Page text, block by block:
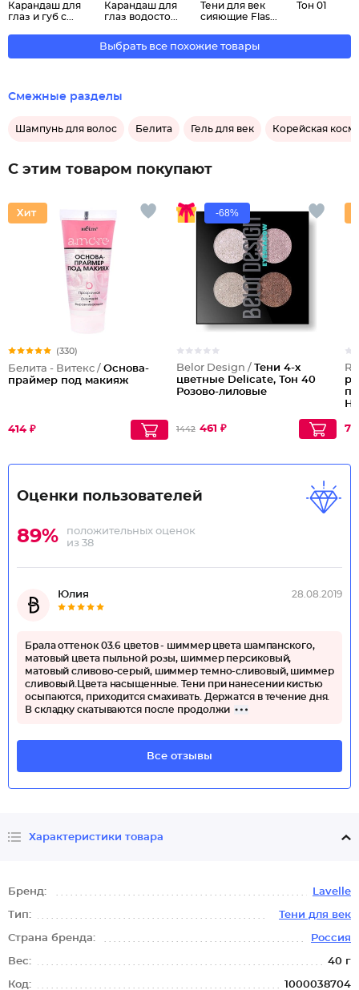
Карандаш для
глаз и губ с...
Карандаш для
глаз водосто...
Тени для век
сияющие Flas...
Тон 01
Выбрать все похожие товары
Смежные разделы
Шампунь для волос Белита Гель для век Корейская
С этим товаром покупают
(330)
Белита - Витекс / Основа-
праймер под макияж
414 ₽
-68%
Belor Design / Тени 4-х
цветные Delicate, Тон 40
Розово-лиловые
1442 461 ₽
Оценки пользователей
89%
положительных оценок
из 38
Юлия 28.08.2019
Брала оттенок 03.6 цветов - шиммер цвета шампанского,
матовый цвета пыльной розы, шиммер персиковый,
матовый сливово-серый, шиммер темно-сливовый, шиммер
сливовый.Цвета насыщенные. Тени при нанесении кистью
осыпаются, приходится смахивать. Держатся в течение дня.
В складку скатываются после продолжи
Все отзывы
Характеристики товара
Бренд: Lavelle
Тип: Тени для век
Страна бренда: Россия
Вес: 40 г
Код: 1000038704